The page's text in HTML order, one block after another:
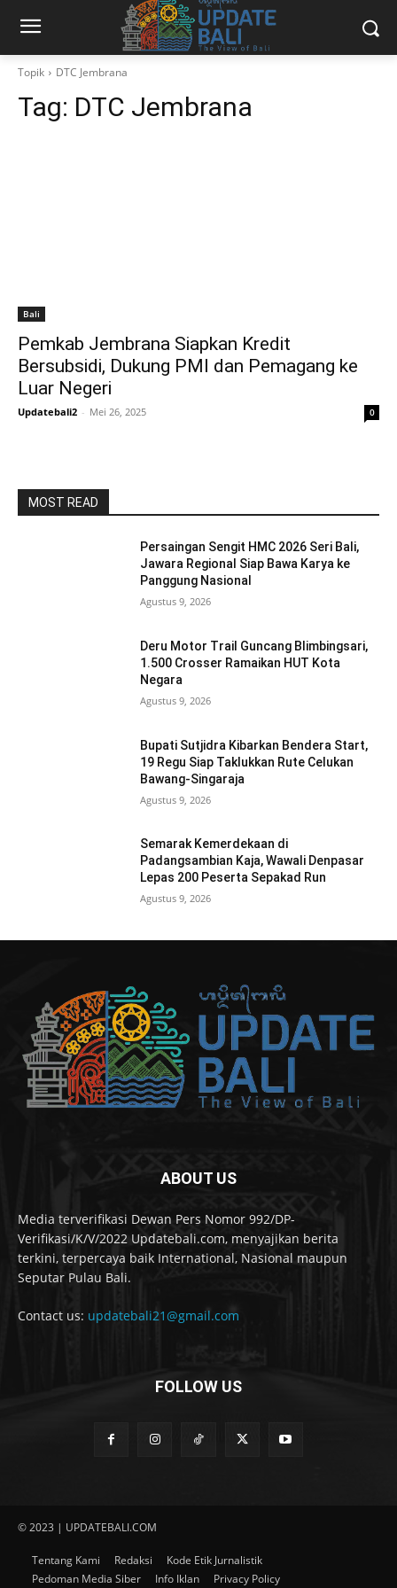
Topik DTC Jembrana
Tag: DTC Jembrana
Bali
Pemkab Jembrana Siapkan Kredit
Bersubsidi, Dukung PMI dan Pemagang ke
Luar Negeri
Updatebali2 - Mei 26, 2025 0
MOST READ
Persaingan Sengit HMC 2026 Seri Bali,
Jawara Regional Siap Bawa Karya ke
Panggung Nasional
Agustus 9, 2026
Deru Motor Trail Guncang Blimbingsari,
1.500 Crosser Ramaikan HUT Kota
Negara
Agustus 9, 2026
Bupati Sutjidra Kibarkan Bendera Start,
19 Regu Siap Taklukkan Rute Celukan
Bawang-Singaraja
Agustus 9, 2026
Semarak Kemerdekaan di
Padangsambian Kaja, Wawali Denpasar
Lepas 200 Peserta Sepakad Run
Agustus 9, 2026
ABOUT US
Media terverifikasi Dewan Pers Nomor 992/DP-
Verifikasi/K/V/2022 Updatebali.com, menyajikan berita
terkini, terpercaya baik International, Nasional maupun
Seputar Pulau Bali.
Contact us: updatebali21@gmail.com
FOLLOW US
© 2023 | UPDATEBALI.COM
Tentang Kami Redaksi
Kode Etik Jurnalistik
Pedoman Media Siber
Info Iklan Privacy Policy